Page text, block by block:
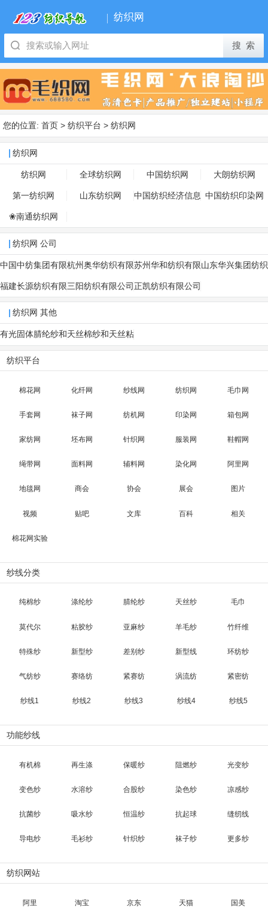
纺织网
您的位置: 首页 > 纺织平台 > 纺织网
纺织网
纺织网 全球纺织网 中国纺织网 大朗纺织网
第一纺织网 山东纺织网 中国纺织经济信息 中国纺织印染网
❀南通纺织网
纺织网 公司
中国中纺集团有限
公司
杭州奥华纺织有限
公司
苏州华和纺织有限
公司
山东华兴集团纺织
福建长源纺织有限
公司
三阳纺织有限公司 正凯纺织有限公司
纺织网 其他
有光固体腈纶纱和
膨体腈纶纱的区
天丝棉纱和天丝粘
纺织平台
棉花网 化纤网 纱线网 纺织网 毛巾网
手套网 袜子网 纺机网 印染网 箱包网
家纺网 坯布网 针织网 服装网 鞋帽网
绳带网 面料网 辅料网 染化网 阿里网
地毯网 商会 协会 展会 图片
视频 贴吧 文库 百科 相关
棉花网实验
纱线分类
纯棉纱 涤纶纱 腈纶纱 天丝纱 毛巾
莫代尔 粘胶纱 亚麻纱 羊毛纱 竹纤维
特殊纱 新型纱 差别纱 新型线 环纺纱
气纺纱 赛络纺 紧赛纺 涡流纺 紧密纺
纱线1 纱线2 纱线3 纱线4 纱线5
功能纱线
有机棉 再生涤 保暖纱 阻燃纱 光变纱
变色纱 水溶纱 合股纱 染色纱 凉感纱
抗菌纱 吸水纱 恒温纱 抗起球 缝纫线
导电纱 毛衫纱 针织纱 袜子纱 更多纱
纺织网站
阿里 淘宝 京东 天猫 国美